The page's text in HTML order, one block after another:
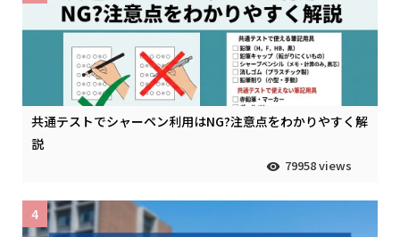
共通テストでシャーペン利用はNG?注意点をわかりやすく解
説
79958 views
4